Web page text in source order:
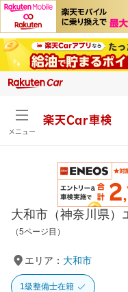
メニュー
楽天Car車検
大和市（神奈川県）
（5ページ目）
エリア： 大和市
1級整備士在籍